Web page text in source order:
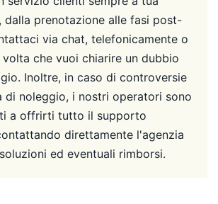
dalla prenotazione alle fasi post-
via chat, telefonicamente o
che vuoi chiarire un dubbio
Inoltre, in caso di controversie
di noleggio, i nostri operatori sono
a offrirti tutto il supporto
direttamente l'agenzia
ed eventuali rimborsi.